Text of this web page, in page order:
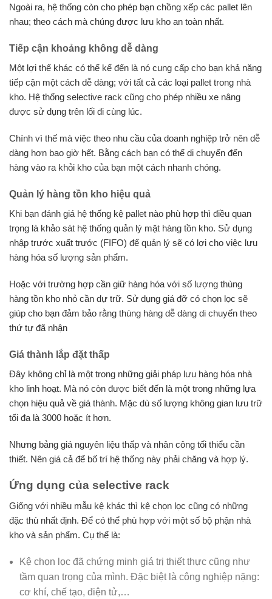
Ngoài ra, hệ thống còn cho phép bạn chồng xếp các pallet lên
nhau; theo cách mà chúng được lưu kho an toàn nhất.
Tiếp cận khoảng không dễ dàng
Một lợi thế khác có thể kể đến là nó cung cấp cho bạn khả năng
tiếp cận một cách dễ dàng; với tất cả các loại pallet trong nhà
kho. Hệ thống selective rack cũng cho phép nhiều xe nâng
được sử dụng trên lối đi cùng lúc.
Chính vì thế mà việc theo nhu cầu của doanh nghiệp trở nên dễ
dàng hơn bao giờ hết. Bằng cách bạn có thể di chuyển đến
hàng vào ra khỏi kho của bạn một cách nhanh chóng.
Quản lý hàng tồn kho hiệu quả
Khi bạn đánh giá hệ thống kệ pallet nào phù hợp thì điều quan
trọng là khảo sát hệ thống quản lý mặt hàng tồn kho. Sử dụng
nhập trước xuất trước (FIFO) để quản lý sẽ có lợi cho việc lưu
hàng hóa số lượng sản phẩm.
Hoặc với trường hợp cần giữ hàng hóa với số lượng thùng
hàng tồn kho nhỏ cần dự trữ. Sử dụng giá đỡ có chọn lọc sẽ
giúp cho bạn đảm bảo rằng thùng hàng dễ dàng di chuyển theo
thứ tự đã nhận
Giá thành lắp đặt thấp
Đây không chỉ là một trong những giải pháp lưu hàng hóa nhà
kho linh hoạt. Mà nó còn được biết đến là một trong những lựa
chọn hiệu quả về giá thành. Mặc dù số lượng không gian lưu trữ
tối đa là 3000 hoặc ít hơn.
Nhưng bảng giá nguyên liệu thấp và nhân công tối thiểu cần
thiết. Nên giá cả để bố trí hệ thống này phải chăng và hợp lý.
Ứng dụng của selective rack
Giống với nhiều mẫu kệ khác thì kệ chọn lọc cũng có những
đặc thù nhất định. Để có thể phù hợp với một số bộ phận nhà
kho và sản phẩm. Cụ thể là:
Kệ chọn lọc đã chứng minh giá trị thiết thực cũng như
tầm quan trọng của mình. Đặc biệt là công nghiệp nặng:
cơ khí, chế tạo, điện tử,…